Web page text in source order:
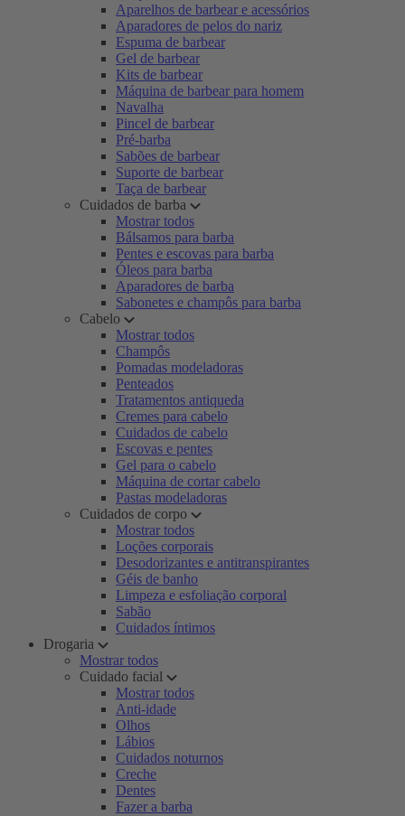
Aparelhos de barbear e acessórios
Aparadores de pelos do nariz
Espuma de barbear
Gel de barbear
Kits de barbear
Máquina de barbear para homem
Navalha
Pincel de barbear
Pré-barba
Sabões de barbear
Suporte de barbear
Taça de barbear
Cuidados de barba
Mostrar todos
Bálsamos para barba
Pentes e escovas para barba
Óleos para barba
Aparadores de barba
Sabonetes e champôs para barba
Cabelo
Mostrar todos
Champôs
Pomadas modeladoras
Penteados
Tratamentos antiqueda
Cremes para cabelo
Cuidados de cabelo
Escovas e pentes
Gel para o cabelo
Máquina de cortar cabelo
Pastas modeladoras
Cuidados de corpo
Mostrar todos
Loções corporais
Desodorizantes e antitranspirantes
Géis de banho
Limpeza e esfoliação corporal
Sabão
Cuidados íntimos
Drogaria
Mostrar todos
Cuidado facial
Mostrar todos
Anti-idade
Olhos
Lábios
Cuidados noturnos
Creche
Dentes
Fazer a barba